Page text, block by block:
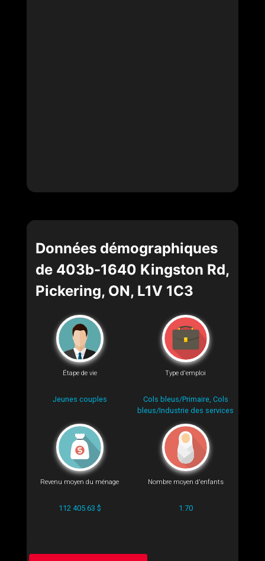
Données démographiques
de 403b-1640 Kingston Rd,
Pickering, ON, L1V 1C3
Étape de vie
Jeunes couples
Type d'emploi
Cols bleus/Primaire, Cols
bleus/Industrie des services
Revenu moyen du ménage
112 405.63 $
Nombre moyen d'enfants
1.70